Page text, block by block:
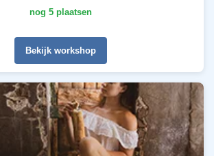
nog 5 plaatsen
Bekijk workshop